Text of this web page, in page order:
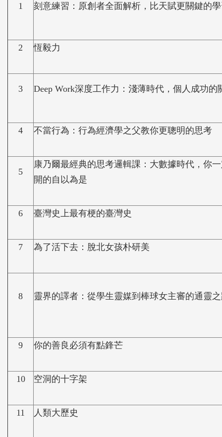
1 刻意練習：原創者全面解析，比天賦更關鍵的
2 恆毅力
3 Deep Work深度工作力：淺薄時代，個人成功的
4 不當行為：行為經濟學之父教你更聰明的思考
5
康乃爾最經典的思考邏輯課：大數據時代，你
開的自以為是
6 臺灣史上最有梗的臺灣史
7 為了活下去：脫北女孩朴研美
8 靈界的譯者：從學生靈媒到棒球女主審的通靈
9 你的善良必須有點鋒芒
10 空洞的十字架
11 人類大歷史